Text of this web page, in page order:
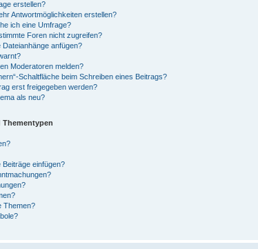
erstellen?
Antwortmöglichkeiten erstellen?
ich eine Umfrage?
Foren nicht zugreifen?
anfügen?
Moderatoren melden?
Schaltfläche beim Schreiben eines Beitrags?
erst freigegeben werden?
als neu?
Beiträge einfügen?
Themen?